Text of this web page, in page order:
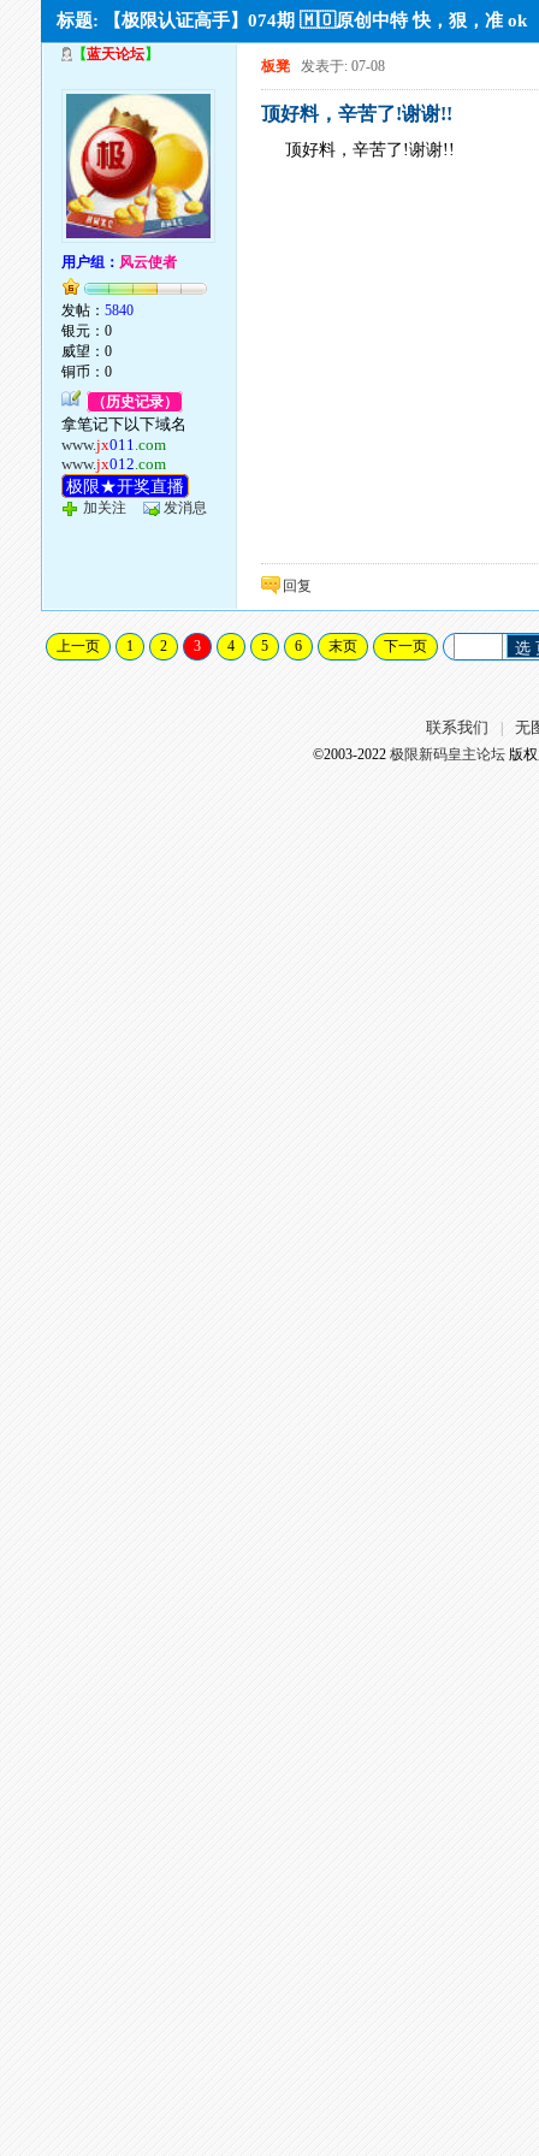
标题: 【极限认证高手】074期 🇲🇴原创中特 快，狠，准 ok
【蓝天论坛】
用户组： 风云使者
发帖：5840
银元：0
威望：0
铜币：0
（历史记录）
拿笔记下以下域名
www.jx011.com
www.jx012.com
极限★开奖直播
加关注 发消息
板凳 发表于: 07-08
顶好料，辛苦了!谢谢!!
顶好料，辛苦了!谢谢!!
回复
上一页 1 2 3 4 5 6 末页 下一页 选
联系我们 无
©2003-2022 极限新码皇主论坛版权